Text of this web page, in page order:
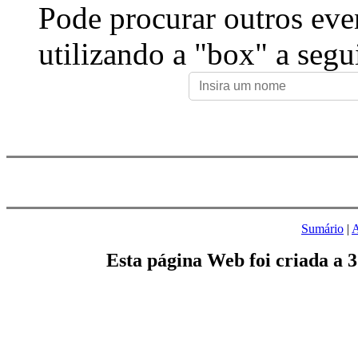
Pode procurar outros
utilizando a "box" a
Sumário |
Esta página Web foi criada a